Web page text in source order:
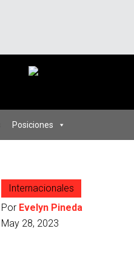
Posiciones
Internacionales
Por Evelyn Pineda
May 28, 2023